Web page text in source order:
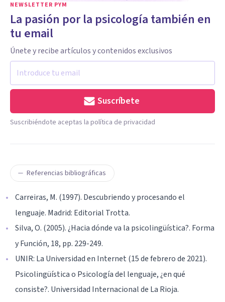
NEWSLETTER PYM
La pasión por la psicología también en
tu email
Únete y recibe artículos y contenidos exclusivos
Suscríbete
Suscribiéndote aceptas la política de privacidad
Referencias bibliográficas
Carreiras, M. (1997). Descubriendo y procesando el
lenguaje. Madrid: Editorial Trotta.
Silva, O. (2005). ¿Hacia dónde va la psicolingüística?. Forma
y Función, 18, pp. 229-249.
UNIR: La Universidad en Internet (15 de febrero de 2021).
Psicolingüística o Psicología del lenguaje, ¿en qué
consiste?. Universidad Internacional de La Rioja.